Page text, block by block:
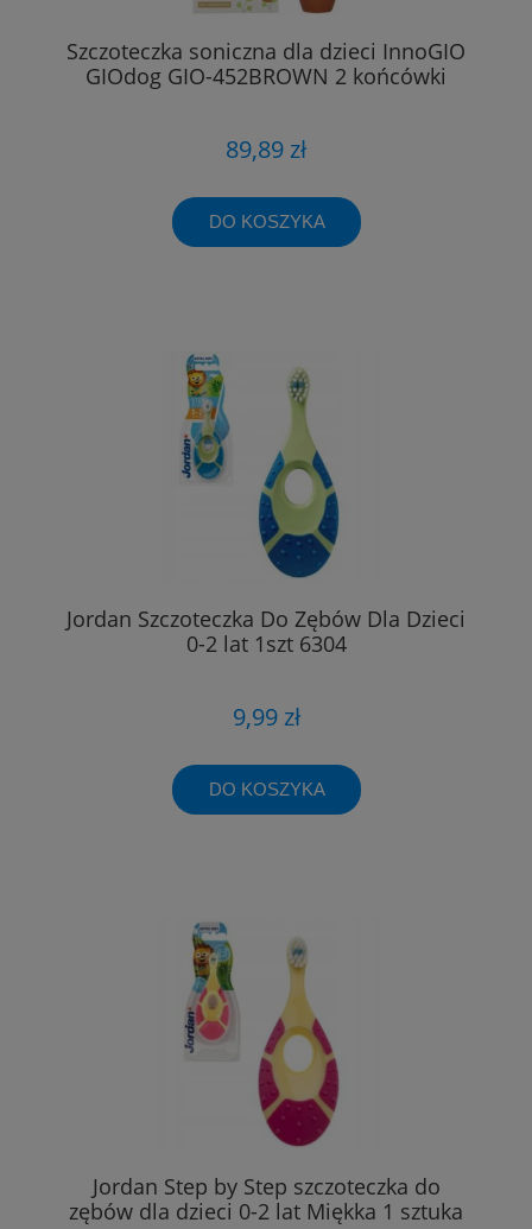
Szczoteczka soniczna dla dzieci InnoGIO
GIOdog GIO-452BROWN 2 końcówki
89,89 zł
DO KOSZYKA
Jordan Szczoteczka Do Zębów Dla Dzieci
0-2 lat 1szt 6304
9,99 zł
DO KOSZYKA
Jordan Step by Step szczoteczka do
zębów dla dzieci 0-2 lat Miękka 1 sztuka